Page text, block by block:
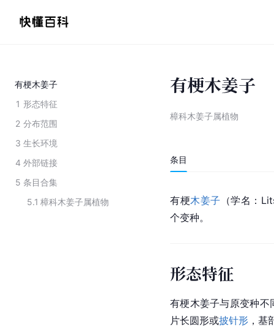
有梗木姜子
1 形态特征
2 分布范围
3 生长环境
4 外部链接
5 条目合集
5.1 樟科木姜子属植物
有梗木姜子
樟科木姜子属植物
条目
有梗木姜子 （学名：
个变种。
形态特征
有梗木姜子与原变种不
片长圆形或披针形 ，